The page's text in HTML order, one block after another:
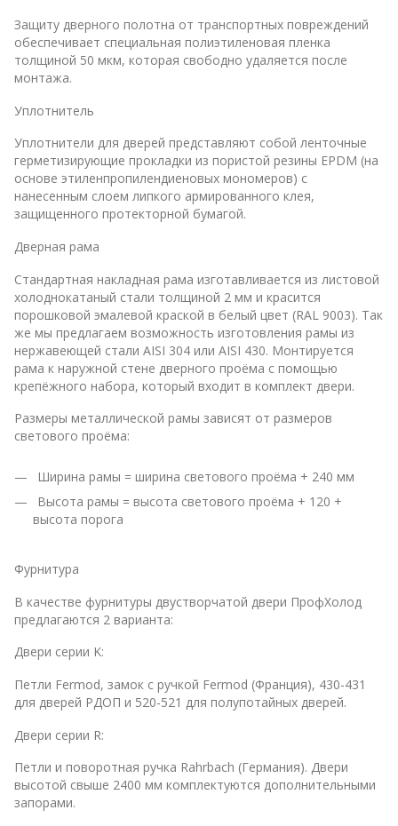
Защиту дверного полотна от транспортных повреждений
обеспечивает специальная полиэтиленовая пленка
толщиной 50 мкм, которая свободно удаляется после
монтажа.
Уплотнитель
Уплотнители для дверей представляют собой ленточные
герметизирующие прокладки из пористой резины EPDM (на
основе этиленпропилендиеновых мономеров) с
нанесенным слоем липкого армированного клея,
защищенного протекторной бумагой.
Дверная рама
Стандартная накладная рама изготавливается из листовой
холоднокатаный стали толщиной 2 мм и красится
порошковой эмалевой краской в белый цвет (RAL 9003). Так
же мы предлагаем возможность изготовления рамы из
нержавеющей стали AISI 304 или AISI 430. Монтируется
рама к наружной стене дверного проёма с помощью
крепёжного набора, который входит в комплект двери.
Размеры металлической рамы зависят от размеров
светового проёма:
Ширина рамы = ширина светового проёма + 240 мм
Высота рамы = высота светового проёма + 120 +
высота порога
Фурнитура
В качестве фурнитуры двустворчатой двери ПрофХолод
предлагаются 2 варианта:
Двери серии K:
Петли Fermod, замок с ручкой Fermod (Франция), 430-431
для дверей РДОП и 520-521 для полупотайных дверей.
Двери серии R:
Петли и поворотная ручка Rahrbach (Германия). Двери
высотой свыше 2400 мм комплектуются дополнительными
запорами.